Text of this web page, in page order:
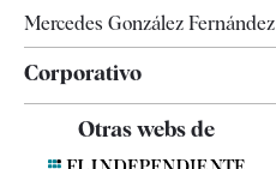
Mercedes González Fernández
Corporativo
Otras webs de